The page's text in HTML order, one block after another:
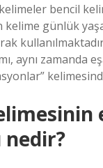
bencil
kelime günlük
aynı zamanda
nedir?